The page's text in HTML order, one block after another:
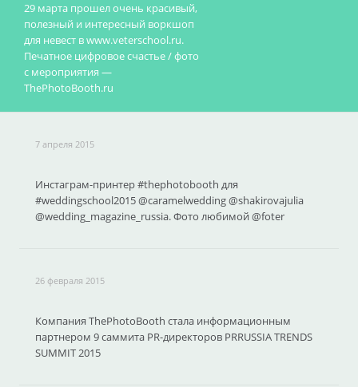
29 марта прошел очень красивый,
полезный и интересный воркшоп
для невест в www.veterschool.ru.
Печатное цифровое счастье / фото
с мероприятия —
ThePhotoBooth.ru
7 апреля 2015
Инстаграм-принтер #thephotobooth для
#weddingschool2015 @caramelwedding @shakirovajulia
@wedding_magazine_russia. Фото любимой @foter
26 февраля 2015
Компания ThePhotoBooth стала информационным
партнером 9 саммита PR-директоров PRRUSSIA TRENDS
SUMMIT 2015